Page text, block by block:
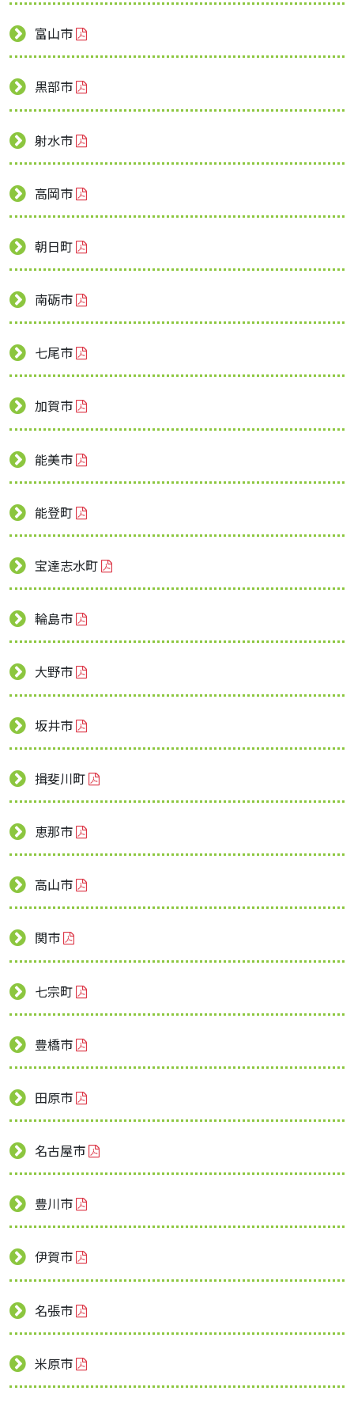
富山市
黒部市
射水市
高岡市
朝日町
南砺市
七尾市
加賀市
能美市
能登町
宝達志水町
輪島市
大野市
坂井市
揖斐川町
恵那市
高山市
関市
七宗町
豊橋市
田原市
名古屋市
豊川市
伊賀市
名張市
米原市